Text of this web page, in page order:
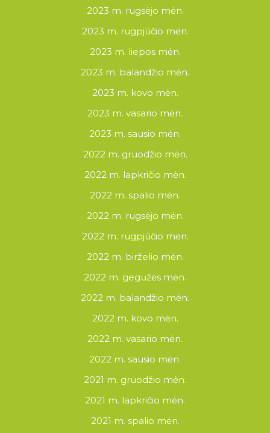
2023 m. rugsėjo mėn.
2023 m. rugpjūčio mėn.
2023 m. liepos mėn.
2023 m. balandžio mėn.
2023 m. kovo mėn.
2023 m. vasario mėn.
2023 m. sausio mėn.
2022 m. gruodžio mėn.
2022 m. lapkričio mėn.
2022 m. spalio mėn.
2022 m. rugsėjo mėn.
2022 m. rugpjūčio mėn.
2022 m. birželio mėn.
2022 m. gegužės mėn.
2022 m. balandžio mėn.
2022 m. kovo mėn.
2022 m. vasario mėn.
2022 m. sausio mėn.
2021 m. gruodžio mėn.
2021 m. lapkričio mėn.
2021 m. spalio mėn.